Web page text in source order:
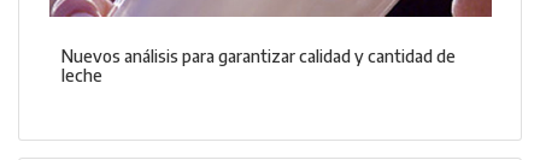
Nuevos análisis para garantizar calidad y cantidad de
leche